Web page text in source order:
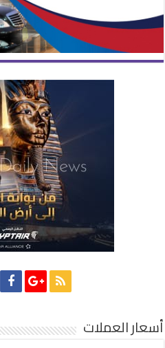
أسعار العملات